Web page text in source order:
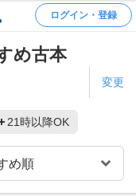
ログイン・登録
め古本
変更
21時以降OK